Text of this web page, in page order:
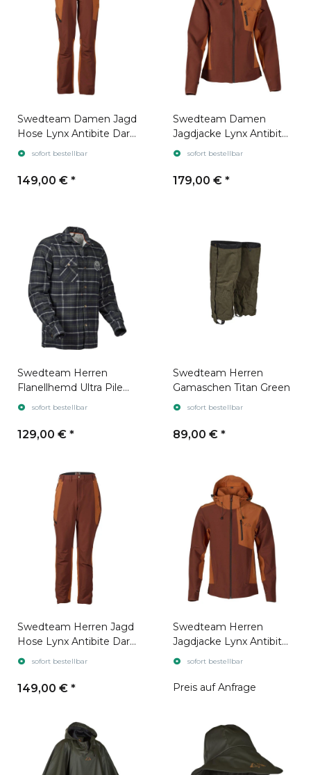
Swedteam Damen Jagd
Hose Lynx Antibite Dark
Orangesofort bestellbar
149,00 € *
Swedteam Damen
Jagdjacke Lynx Antibite
Dark Orange
sofort bestellbar
179,00 € *
Swedteam Herren
Flanellhemd Ultra Pile
Hunting Green
sofort bestellbar
129,00 € *
Swedteam Herren
Gamaschen Titan Green
sofort bestellbar
89,00 € *
Swedteam Herren Jagd
Hose Lynx Antibite Dark
Orangesofort bestellbar
149,00 € *
Swedteam Herren
Jagdjacke Lynx Antibite
Dark Orange
sofort bestellbar
Preis auf Anfrage